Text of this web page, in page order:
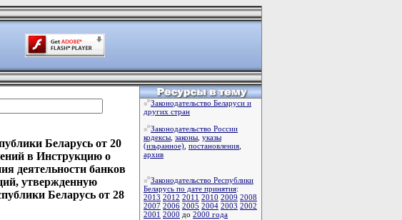
Беларусь от 20
в Инструкцию о
деятельности банков
утвержденную
Беларусь от 28
Законодательство Беларуси и
других стран
Законодательство России
кодексы законы указы
(изьранное) постановления
архив
Законодательство Республики
Беларусь по дате принятия:
2013 2012 2011 2010 2009 2008
2007 2006 2005 2004 2003 2002
2001 2000 до 2000 года